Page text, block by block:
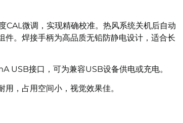
CAL微调，实现精确校准。热风系统关机后自动
件。焊接手柄为高品质无铅防静电设计，适合长
USB接口，可为兼容USB设备供电或充电。
用，占用空间小，视觉效果佳。